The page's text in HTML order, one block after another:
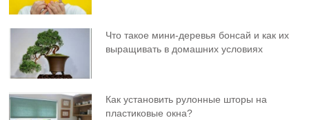
Что такое мини-деревья бонсай и как их
выращивать в домашних условиях
Как установить рулонные шторы на
пластиковые окна?